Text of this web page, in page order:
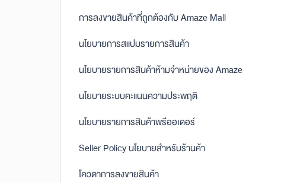
การลงขายสินค้าที่ถูกต้องกับ Amaze Mall
นโยบายการสแปมรายการสินค้า
นโยบายรายการสินค้าห้ามจำหน่ายของ Amaze
นโยบายระบบคะแนนความประพฤติ
นโยบายรายการสินค้าพรีออเดอร์
Seller Policy นโยบายสำหรับร้านค้า
โควตาการลงขายสินค้า